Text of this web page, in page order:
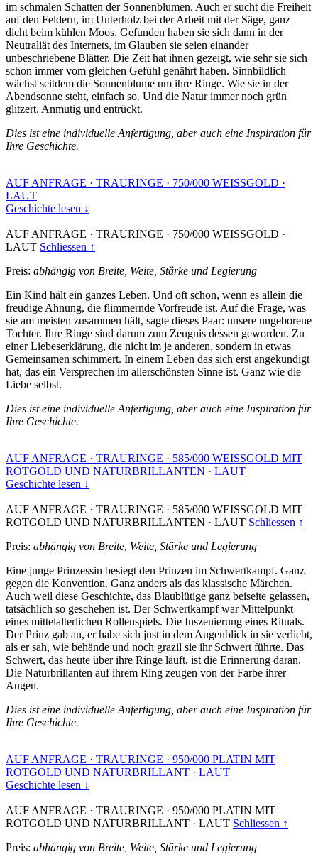
im schmalen Schatten der Sonnenblumen. Auch er sucht die Freiheit
auf den Feldern, im Unterholz bei der Arbeit mit der Säge, ganz
dicht beim kühlen Moos. Gefunden haben sie sich dann in der
Neutraliät des Internets, im Glauben sie seien einander
unbeschriebene Blätter. Die Zeit hat ihnen gezeigt, wie sehr sie sich
schon immer vom gleichen Gefühl genährt haben. Sinnbildlich
wächst seitdem die Sonnenblume um ihre Ringe. Wie sie in der
Abendsonne steht, einfach so. Und die Natur immer noch grün
glitzert. Anmutig und entrückt.
Dies ist eine individuelle Anfertigung, aber auch eine Inspiration für
Ihre Geschichte.
AUF ANFRAGE · TRAURINGE · 750/000 WEISSGOLD ·
LAUT
Geschichte lesen ↓
AUF ANFRAGE · TRAURINGE · 750/000 WEISSGOLD ·
LAUT Schliessen ↑
Preis: abhängig von Breite, Weite, Stärke und Legierung
Ein Kind hält ein ganzes Leben. Und oft schon, wenn es allein die
freudige Ahnung, die flimmernde Vorfreude ist. Auf die Frage, was
sie am meisten zusammen hält, sagte dieses Paar: unsere ungeborene
Tochter. Ihre Ringe sind darum zum Zeugnis dessen geworden. Zu
einer Liebeserklärung, die nicht im je anderen, sondern in etwas
Gemeinsamen schimmert. In einem Leben das sich erst angekündigt
hat, das ein Versprechen im allerschönsten Sinne ist. Ganz wie die
Liebe selbst.
Dies ist eine individuelle Anfertigung, aber auch eine Inspiration für
Ihre Geschichte.
AUF ANFRAGE · TRAURINGE · 585/000 WEISSGOLD MIT
ROTGOLD UND NATURBRILLANTEN · LAUT
Geschichte lesen ↓
AUF ANFRAGE · TRAURINGE · 585/000 WEISSGOLD MIT
ROTGOLD UND NATURBRILLANTEN · LAUT Schliessen ↑
Preis: abhängig von Breite, Weite, Stärke und Legierung
Eine junge Prinzessin besiegt den Prinzen im Schwertkampf. Ganz
gegen die Konvention. Ganz anders als das klassische Märchen.
Auch weil diese Geschichte, das Blaublütige ganz beiseite gelassen,
tatsächlich so geschehen ist. Der Schwertkampf war Mittelpunkt
eines mittelalterlichen Rollenspiels. Die Inszenierung eines Rituals.
Der Prinz gab an, er habe sich just in dem Augenblick in sie verliebt,
als er sah, wie behände und noch grazil sie ihr Schwert führte. Das
Schwert, das heute über ihre Ringe läuft, ist die Erinnerung daran.
Die Naturbrillanten auf ihrem Ring zeugen von der Farbe ihrer
Augen.
Dies ist eine individuelle Anfertigung, aber auch eine Inspiration für
Ihre Geschichte.
AUF ANFRAGE · TRAURINGE · 950/000 PLATIN MIT
ROTGOLD UND NATURBRILLANT · LAUT
Geschichte lesen ↓
AUF ANFRAGE · TRAURINGE · 950/000 PLATIN MIT
ROTGOLD UND NATURBRILLANT · LAUT Schliessen ↑
Preis: abhängig von Breite, Weite, Stärke und Legierung